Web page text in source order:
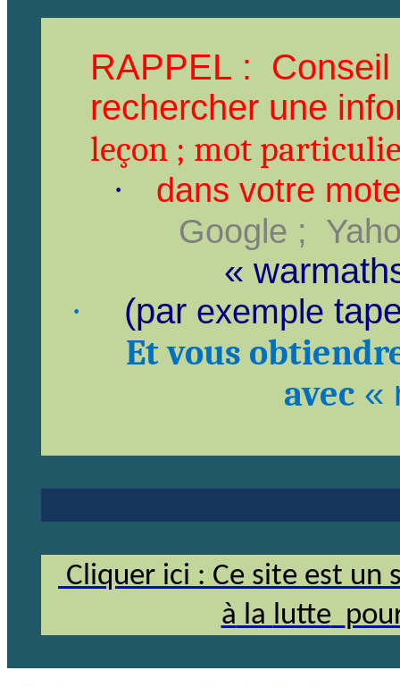
RAPPEL :
Conseil
rechercher une
leçon ; mot
· dans votre
Google ;
«
·
(par exemple
Et vous
avec«
Cliquer ici : Ce site est un
à la lutte